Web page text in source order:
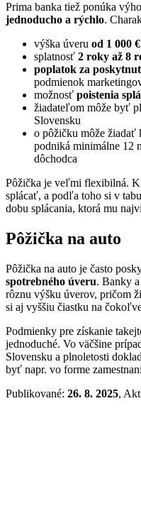
Prima banka tiež ponúka
jednoducho a rýchlo.
výška úveru od 1 000
splatnosť 2 roky až 8
poplatok za
podmienok
možnosť poistenia
žiadateľom môže byť
Slovensku
o pôžičku môže žiadať
podniká minimálne 12
dôchodca
Pôžička je veľmi flexibilná.
splácať, a podľa toho si v
dobu splácania, ktorá mu
Pôžička na auto
Pôžička na auto je často
spotrebného úveru. Banky
rôznu výšku úverov, pričom
si aj vyššiu čiastku na
Podmienky pre získanie
jednoduché. Vo väčšine
Slovensku a plnoletosti
byť napr. vo forme
Publikované: 26. 8. 2025,